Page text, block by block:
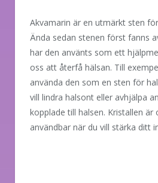
Akvamarin är en utmärkt sten
Ända sedan stenen först fanns
har den använts som ett
oss att återfå hälsan. Till
använda den som en sten för
vill lindra halsont eller avhjälpa
kopplade till halsen. Kristallen är
användbar när du vill stärka ditt